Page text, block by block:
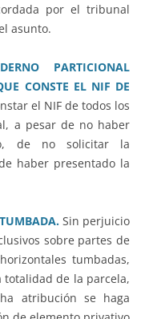
por el tribunal
asunto.
PARTICIONAL
CONSTE EL NIF DE
el NIF de todos los
a pesar de no haber
de no solicitar la
haber presentado la
Sin perjuicio
sobre partes de
tumbadas,
totalidad de la parcela,
atribución se haga